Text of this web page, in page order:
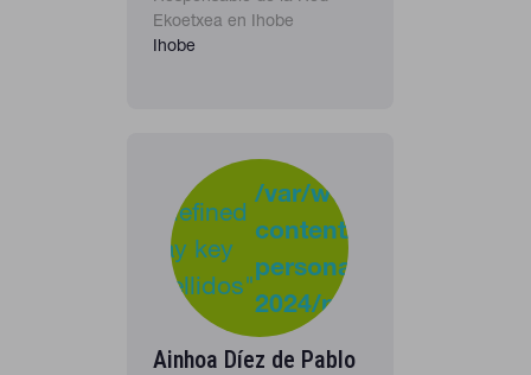
Ekoetxea en Ihobe
Ihobe
Undefined
array key
"apellidos"
/var/www/clients/
content/plugins/
personas-
2024/
Ainhoa Díez de Pablo